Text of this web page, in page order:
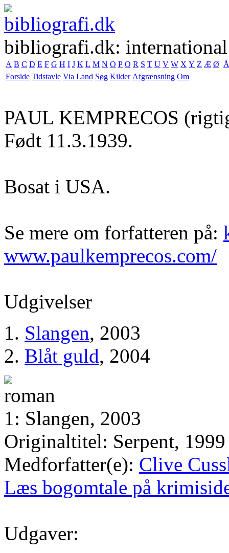
bibliografi.dk:
A B C D E F G H I J K L M N O P Q R S T U V W X Y Z Æ Ø Å
Forside Tidstavle Via Land Søg Kilder Afgrænsning Om
PAUL KEMPRECOS
Født 11.3.1939.
Bosat i USA.
Se mere om forfatteren på:
www.paulkemprecos.com/
Udgivelser
Slangen, 2003
Blåt guld, 2004
1: Slangen, 2003
Originaltitel: Serpent, 1999
Medforfatter(e): Clive
Læs bogomtale på
Udgaver: